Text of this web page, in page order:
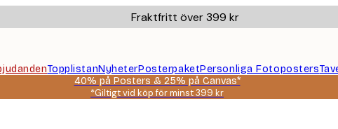
Fraktfritt över 399 kr
TopplistanNyheterPosterpaketPersonliga Fotoposters
40% på Posters & 25% på Canvas*
*Giltigt vid köp för minst 399 kr